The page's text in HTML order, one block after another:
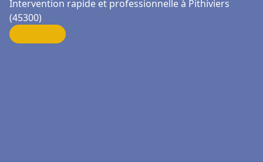
Intervention rapide et professionnelle à Pithiviers
(45300)